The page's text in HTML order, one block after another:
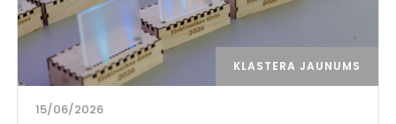
KLASTERA JAUNUMS
15/06/2026